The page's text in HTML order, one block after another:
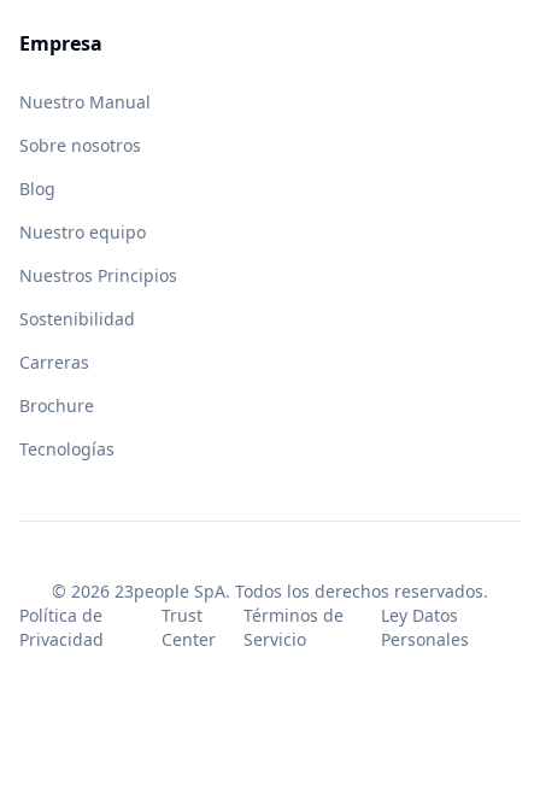
Empresa
Nuestro Manual
Sobre nosotros
Blog
Nuestro equipo
Nuestros Principios
Sostenibilidad
Carreras
Brochure
Tecnologías
© 2026 23people SpA. Todos los derechos reservados.
Política de
Privacidad
Trust
Center
Términos de
Servicio
Ley Datos
Personales